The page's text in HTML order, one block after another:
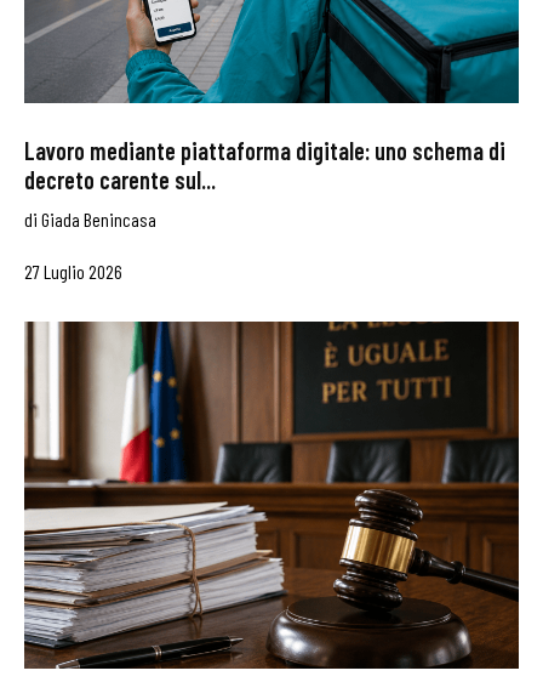
Lavoro mediante piattaforma digitale: uno schema di
decreto carente sul...
di Giada Benincasa
27 Luglio 2026